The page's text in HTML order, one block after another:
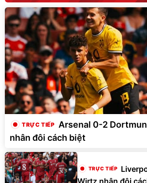
Arsenal 0-2
nhân đôi cách biệt
Wirtz nhân đôi